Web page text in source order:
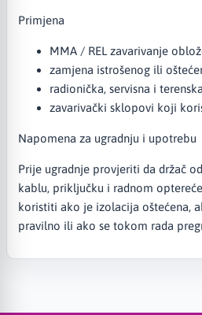
Primjena
MMA / REL zavarivanje
zamjena istrošenog ili
radionička, servisna i
zavarivački sklopovi koji
Napomena za ugradnju i upotrebu
Prije ugradnje provjeriti da držač
kablu, priključku i radnom
koristiti ako je izolacija oštećena,
pravilno ili ako se tokom rada